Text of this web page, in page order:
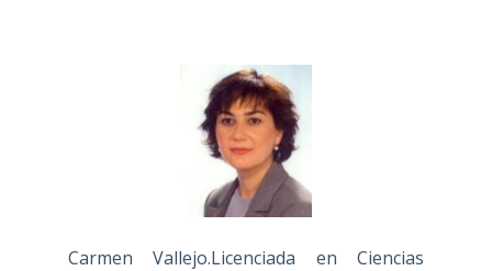
Carmen Vallejo.Licenciada en Ciencias